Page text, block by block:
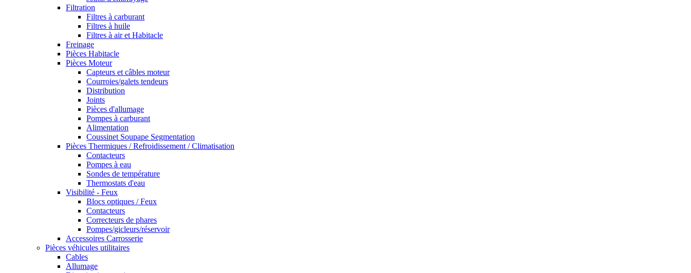
Filtration
Filtres à carburant
Filtres à huile
Filtres à air et Habitacle
Freinage
Pièces Habitacle
Pièces Moteur
Capteurs et câbles moteur
Courroies/galets tendeurs
Distribution
Joints
Pièces d'allumage
Pompes à carburant
Alimentation
Coussinet Soupape Segmentation
Pièces Thermiques / Refroidissement / Climatisation
Contacteurs
Pompes à eau
Sondes de température
Thermostats d'eau
Visibilité - Feux
Blocs optiques / Feux
Contacteurs
Correcteurs de phares
Pompes/gicleurs/réservoir
Accessoires Carrosserie
Pièces véhicules utilitaires
Cables
Allumage